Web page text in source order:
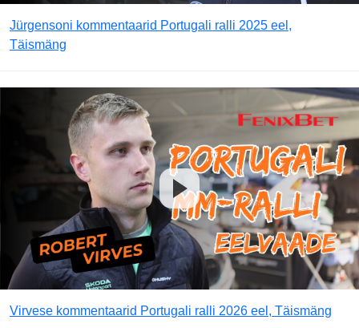
Jürgensoni kommentaarid Portugali ralli 2025 eel,
Täismäng
Virvese kommentaarid Portugali ralli 2026 eel, Täismäng